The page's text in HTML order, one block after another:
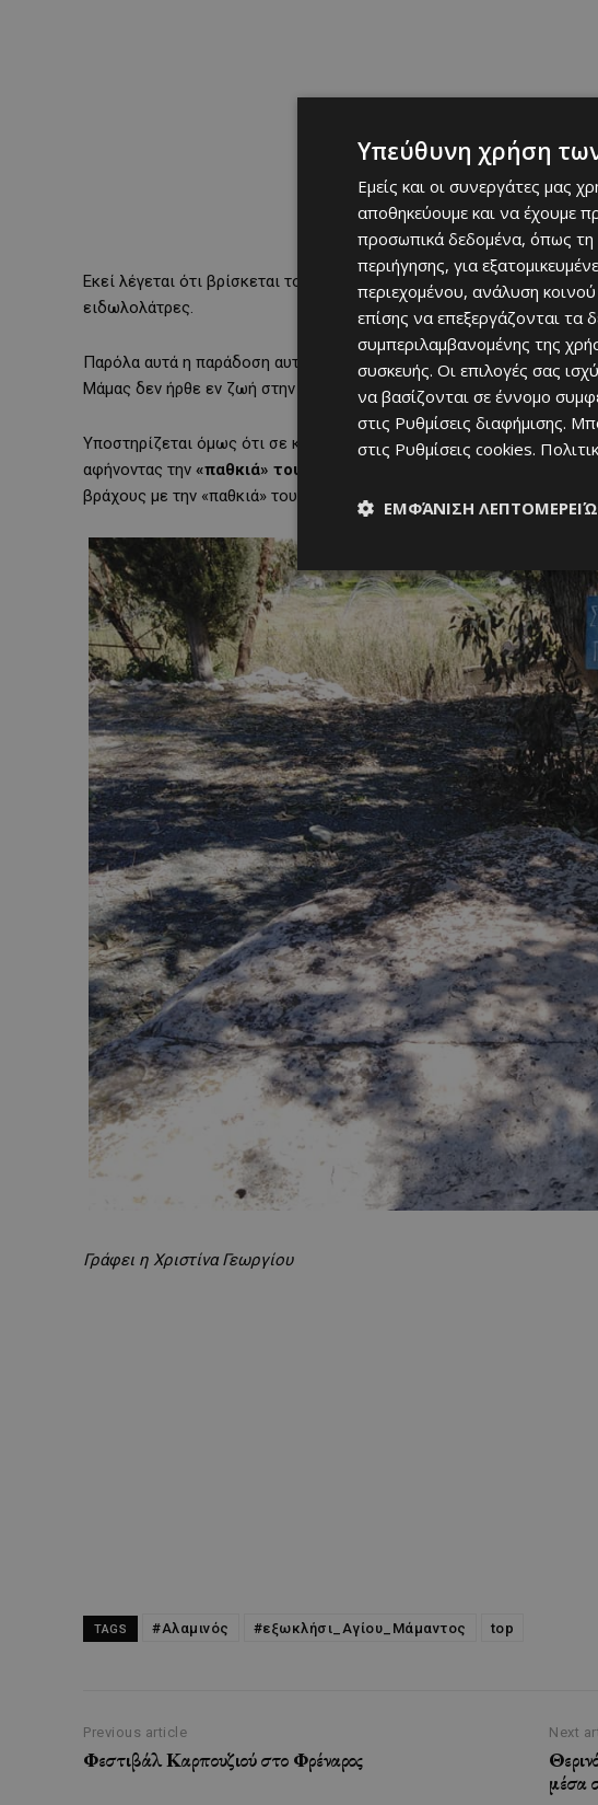
Εκεί λέγεται ότι βρίσκεται το σημείο στο οποίο λέγεται ότι ο
ειδωλολάτρες.
Παρόλα αυτά η παράδοση αυτή φαίνεται να μην ευσταθεί, γιατί,
Μάμας δεν ήρθε εν ζωή στην Κύπρο, αλλά γεννήθηκε και μαρτύρησε
Υποστηρίζεται όμως ότι σε κάποια χρονική στιγμή ο Άγιος Μάμας
αφήνοντας την «παθκιά» του και το αποτύπωμα της ράβδου του
βράχους με την «παθκιά» του Αγίου στα νότια της Αλαμινού, έξω από
Γράφει η Χριστίνα Γεωργίου
TAGS #Αλαμινός #εξωκλήσι_Αγίου_Μάμαντος top
Previous article
Φεστιβάλ Καρπουζιού στο Φρέναρος
Next
μέσα
Υπεύθυνη χρήση
Εμείς και οι συνεργάτες μας
αποθηκεύουμε και να έχουμε
προσωπικά δεδομένα, όπως τη
περιήγησης, για
περιεχομένου, ανάλυση
επίσης να επεξεργάζονται τα
συμπεριλαμβανομένης της
συσκευής. Οι επιλογές σας
να βασίζονται σε έννομο
στις Ρυθμίσεις διαφήμισης.
στις Ρυθμίσεις cookies.
ΕΜΦΆΝΙΣΗ